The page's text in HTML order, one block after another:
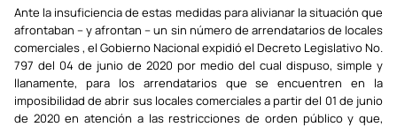
Ante la insuficiencia de estas medidas para alivianar la situación que
afrontaban – y afrontan – un sin número de arrendatarios de locales
comerciales , el Gobierno Nacional expidió el Decreto Legislativo No.
797 del 04 de junio de 2020 por medio del cual dispuso, simple y
llanamente, para los arrendatarios que se encuentren en la
imposibilidad de abrir sus locales comerciales a partir del 01 de junio
de 2020 en atención a las restricciones de orden público y que,